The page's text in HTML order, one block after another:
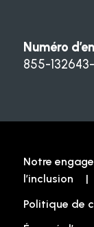
Numéro
855-
Notre
l’inclusion
Politique de